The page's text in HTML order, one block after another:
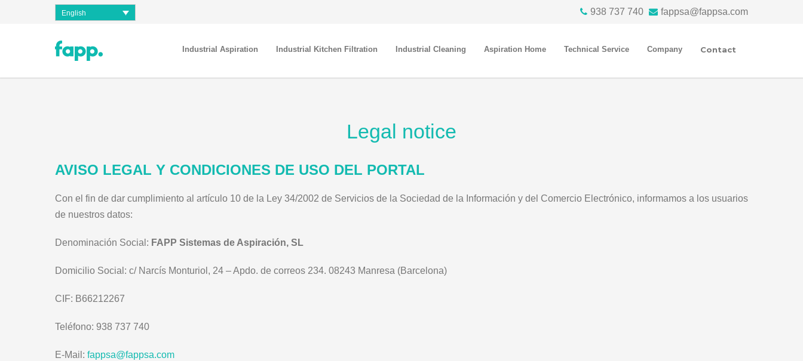
English 938 737 740 fappsa@fappsa.com
Industrial Aspiration Industrial Kitchen Filtration Industrial Cleaning Aspiration Home Technical Service Company Contact
Legal notice
AVISO LEGAL Y CONDICIONES DE USO DEL PORTAL
Con el fin de dar cumplimiento al artículo 10 de la Ley 34/2002 de Servicios de la Sociedad de la Información y del Comercio Electrónico, informamos a los usuarios
de nuestros datos:
Denominación Social: FAPP Sistemas de Aspiración, SL
Domicilio Social: c/ Narcís Monturiol, 24 – Apdo. de correos 234. 08243 Manresa (Barcelona)
CIF: B66212267
Teléfono: 938 737 740
E-Mail: fappsa@fappsa.com